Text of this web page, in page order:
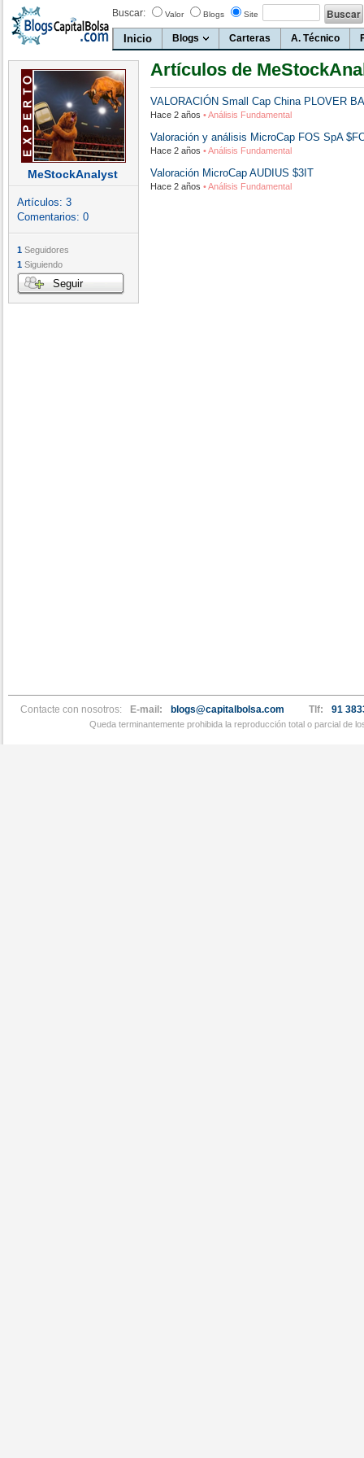
Buscar: Valor Blogs Site
Inicio Blogs Carteras A. Técnico
MeStockAnalyst
Artículos: 3
Comentarios: 0
1 Seguidores
1 Siguiendo
Seguir
Artículos de
VALORACIÓN Small Cap China PLOVER
Hace 2 años • Análisis Fundamental
Valoración y análisis MicroCap FOS SpA
Hace 2 años • Análisis Fundamental
Valoración MicroCap AUDIUS $3IT
Hace 2 años • Análisis Fundamental
Contacte con nosotros: E-mail: blogs@capitalbolsa.com Tlf: 91
Queda terminantemente prohibida la reproducción total o parcial de